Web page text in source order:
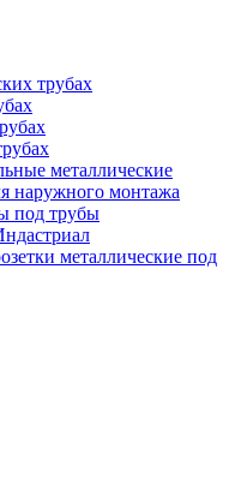
трубах
металлические
наружного монтажа
под трубы
металлические под